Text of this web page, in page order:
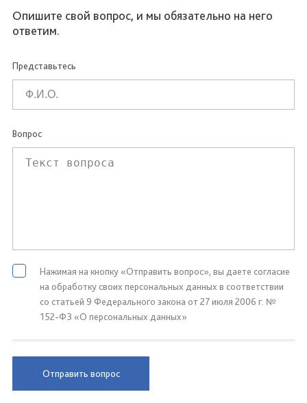
Опишите свой вопрос, и мы обязательно на него
ответим.
Представьтесь
Вопрос
Нажимая на кнопку «Отправить вопрос», вы даете согласие
на обработку своих персональных данных в соответствии
со статьей 9 Федерального закона от 27 июля 2006 г. №
152-ФЗ «О персональных данных»
Отправить вопрос